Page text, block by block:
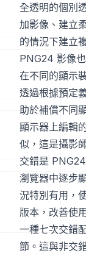
全透明的個別
加影像、建立
的情況下建立
PNG24 影像
在不同的顯示
透過根據預定
助於補償不同
顯示器上編輯
似，這是攝影
交錯是
瀏覽器中逐步
況特別有用，
版本，改善使
一種七次交錯
節。這與非交